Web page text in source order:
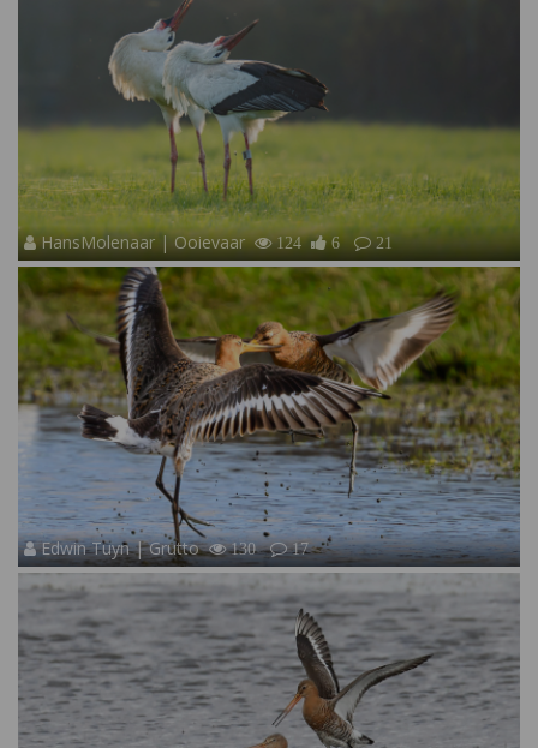
HansMolenaar | Ooievaar 124 6 21
Edwin Tuyn | Grutto 130 17